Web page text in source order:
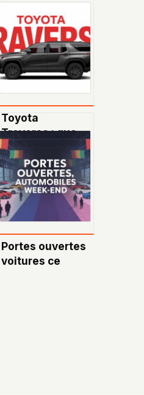
Toyota
Traverse : que
faut-il savoir sur
ce modèle et sa
confusion
fréquente ?
Portes ouvertes
voitures ce